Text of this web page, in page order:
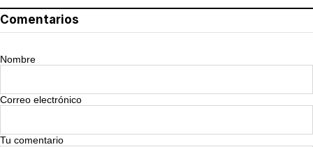
Comentarios
Nombre
Correo electrónico
Tu comentario